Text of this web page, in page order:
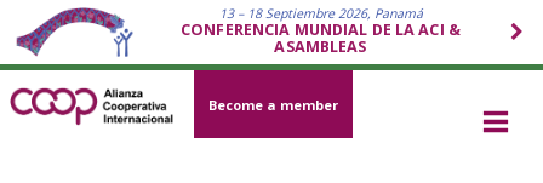
13 – 18 Septiembre 2026, Panamá
CONFERENCIA MUNDIAL DE LA ACI &
ASAMBLEAS
Become a member